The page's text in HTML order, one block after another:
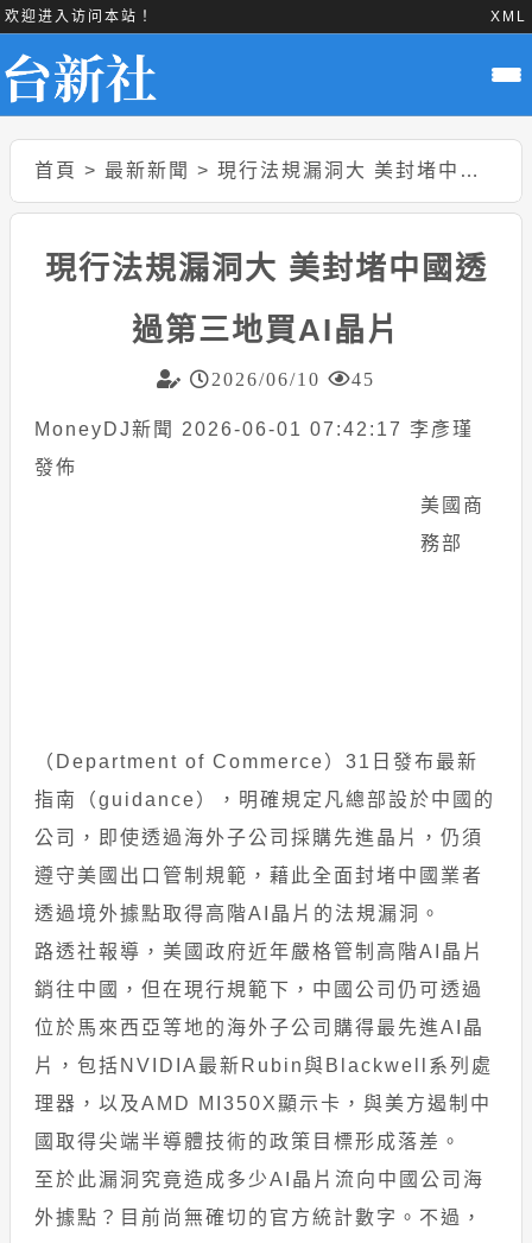
欢迎进入访问本站！ XML
首頁 > 最新新聞 > 現行法規漏洞大 美封堵中國透過第三地買AI晶片
現行法規漏洞大 美封堵中國透
過第三地買AI晶片
2026/06/10 45
MoneyDJ新聞 2026-06-01 07:42:17 李彥瑾
發佈
美國商
務部
（Department of Commerce）31日發布最新
指南（guidance），明確規定凡總部設於中國的
公司，即使透過海外子公司採購先進晶片，仍須
遵守美國出口管制規範，藉此全面封堵中國業者
透過境外據點取得高階AI晶片的法規漏洞。
路透社報導，美國政府近年嚴格管制高階AI晶片
銷往中國，但在現行規範下，中國公司仍可透過
位於馬來西亞等地的海外子公司購得最先進AI晶
片，包括NVIDIA最新Rubin與Blackwell系列處
理器，以及AMD MI350X顯示卡，與美方遏制中
國取得尖端半導體技術的政策目標形成落差。
至於此漏洞究竟造成多少AI晶片流向中國公司海
外據點？目前尚無確切的官方統計數字。不過，